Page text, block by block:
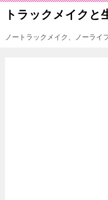
トラックメイクと
ノートラックメイク、ノーライ